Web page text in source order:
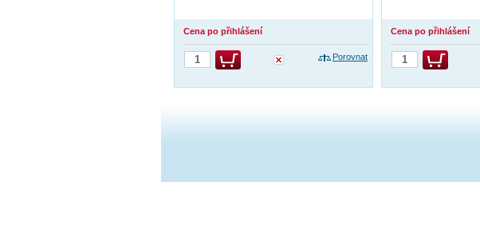
Cena po přihlášení
Porovnat
Cena po přihlášení